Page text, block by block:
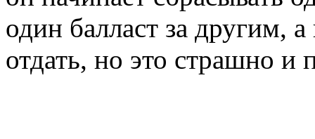
один балласт за другим,
отдать, но это страшно и